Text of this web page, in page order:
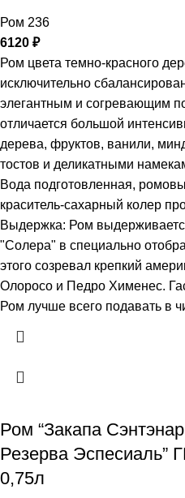
Ром 236
6120 ₽
Ром цвета темно-красного
исключительно
элегантным и согревающим
отличается большой
дерева, фруктов, ванили,
тостов и деликатными
Вода подготовленная,
краситель-сахарный колер
Выдержка: Ром
"Солера" в специально
этого созревал крепкий
Олоросо и Педро Хименес.
Ром лучше всего подавать в
Ром “Закапа
Резерва
0,75л